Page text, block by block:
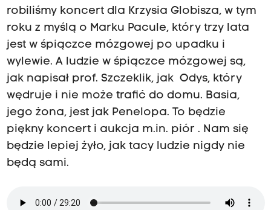
robiliśmy koncert dla Krzysia Globisza, w tym
roku z myślą o Marku Pacule, który trzy lata
jest w śpiączce mózgowej po upadku i
wylewie. A ludzie w śpiączce mózgowej są,
jak napisał prof. Szczeklik, jak Odys, który
wędruje i nie może trafić do domu. Basia,
jego żona, jest jak Penelopa. To będzie
piękny koncert i aukcja m.in. piór . Nam się
będzie lepiej żyło, jak tacy ludzie nigdy nie
będą sami.